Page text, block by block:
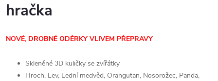
hračka
NOVÉ, DROBNÉ ODĚRKY VLIVEM PŘEPRAVY
Skleněné 3D kuličky se zvířátky
Hroch, Lev, Lední medvěd, Orangutan, Nosorožec, Panda,